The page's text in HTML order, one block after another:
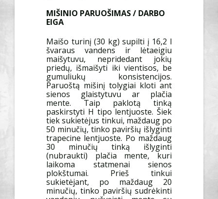
MIŠINIO PARUOŠIMAS / DARBO
EIGA
Maišo turinį (30 kg) supilti į 16,2 l
švaraus vandens ir lėtaeigiu
maišytuvu, nepridedant jokių
priedų, išmaišyti iki vientisos, be
gumuliukų konsistencijos.
Paruoštą mišinį tolygiai kloti ant
sienos glaistytuvu ar plačia
mente. Taip paklotą tinką
paskirstyti H tipo lentjuoste. Šiek
tiek sukietėjus tinkui, maždaug po
50 minučių, tinko paviršių išlyginti
trapecine lentjuoste. Po maždaug
30 minučių tinką išlyginti
(nubraukti) plačia mente, kuri
laikoma statmenai sienos
plokštumai. Prieš tinkui
sukietėjant, po maždaug 20
minučių, tinko paviršių sudrėkinti